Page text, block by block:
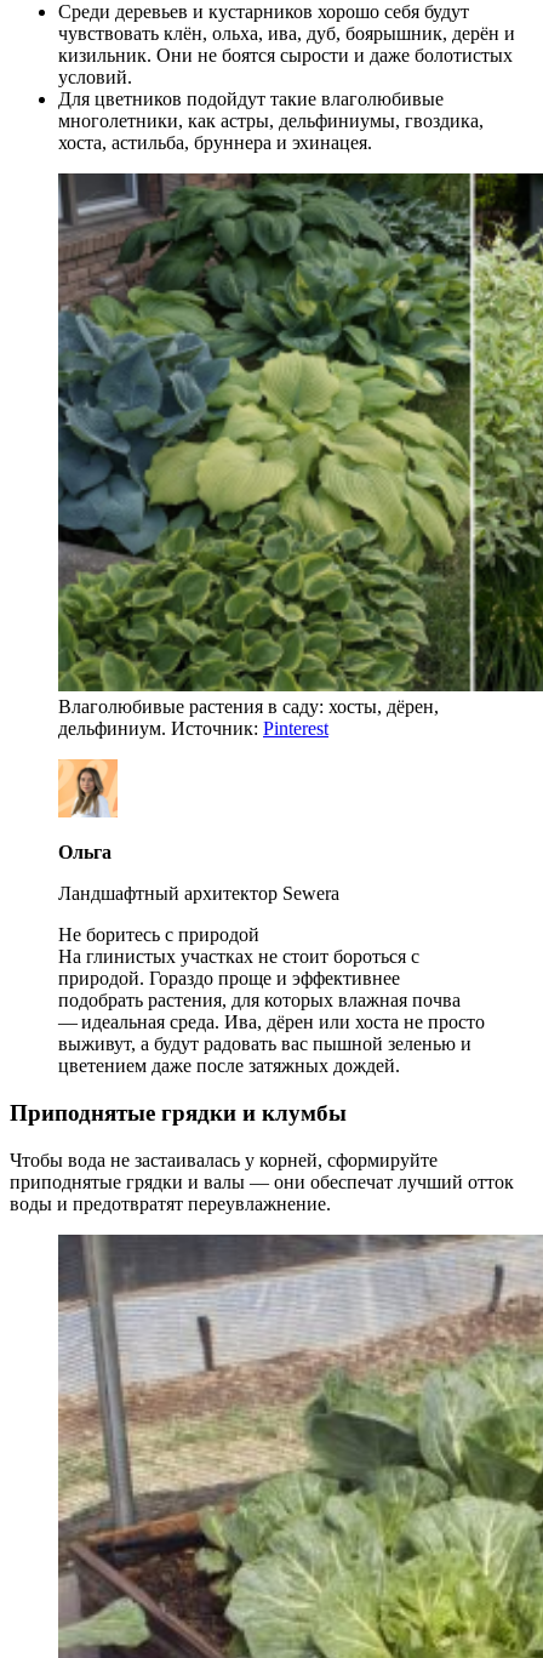
Среди деревьев и кустарников хорошо себя будут
чувствовать клён, ольха, ива, дуб, боярышник, дерён и
кизильник. Они не боятся сырости и даже болотистых
условий.
Для цветников подойдут такие влаголюбивые
многолетники, как астры, дельфиниумы, гвоздика,
хоста, астильба, бруннера и эхинацея.
Влаголюбивые растения в саду: хосты, дёрен,
дельфиниум. Источник: Pinterest
Ольга
Ландшафтный архитектор Sewera
Не боритесь с природой
На глинистых участках не стоит бороться с
природой. Гораздо проще и эффективнее
подобрать растения, для которых влажная почва
— идеальная среда. Ива, дёрен или хоста не просто
выживут, а будут радовать вас пышной зеленью и
цветением даже после затяжных дождей.
Приподнятые грядки и клумбы
Чтобы вода не застаивалась у корней, сформируйте
приподнятые грядки и валы — они обеспечат лучший отток
воды и предотвратят переувлажнение.